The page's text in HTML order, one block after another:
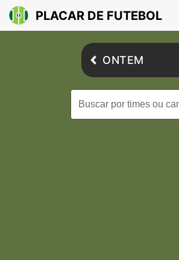
PLACAR DE FUTEBOL
ONTEM